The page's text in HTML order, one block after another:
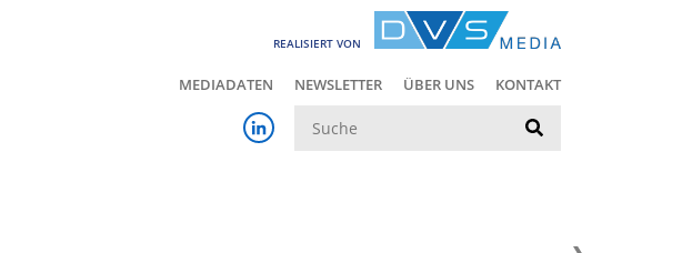
REALISIERT VON
MEDIADATEN NEWSLETTER ÜBER UNS KONTAKT